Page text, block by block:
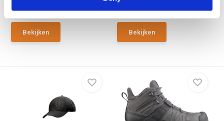
€ 189,-
Bekijken
€ 98,90
Bekijken